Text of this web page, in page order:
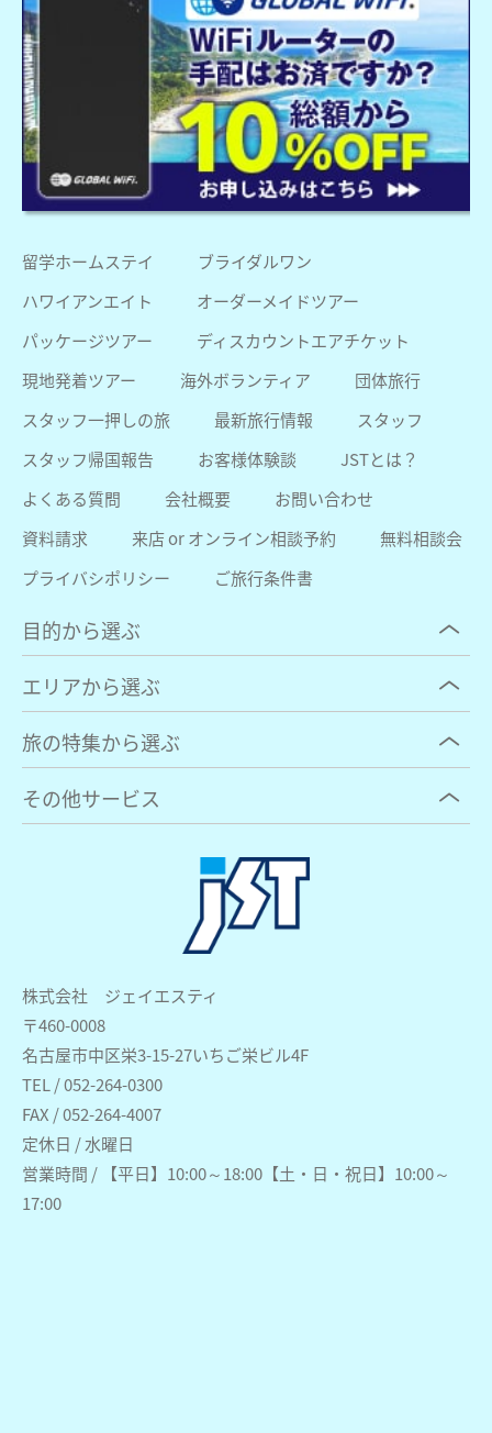
株式会社 ジェイエスティ
〒460-0008
名古屋市中区栄3-15-27いちご栄ビル4F
TEL / 052-264-0300
FAX / 052-264-4007
定休日 / 水曜日
営業時間 / 【平日】10:00～18:00【土・日・祝日】10:00～
17:00
留学ホームステイ
ブライダルワン
ハワイアンエイト
オーダーメイドツアー
パッケージツアー
ディスカウントエアチケット
現地発着ツアー
海外ボランティア
団体旅行
スタッフ一押しの旅
最新旅行情報
スタッフ
スタッフ帰国報告
お客様体験談
JSTとは？
よくある質問
会社概要
お問い合わせ
資料請求
来店 or オンライン相談予約
無料相談会
プライバシポリシー
ご旅行条件書
目的から選ぶ
エリアから選ぶ
旅の特集から選ぶ
その他サービス